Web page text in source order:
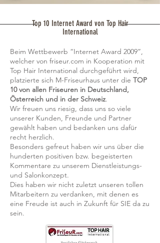
Top 10 Internet Award von Top Hair
International
Beim Wettbewerb “Internet Award 2009”,
welcher von friseur.com in Kooperation mit
Top Hair International durchgeführt wird,
platzierte sich M-Friseurhaus unter die TOP
10 von allen Friseuren in Deutschland,
Österreich und in der Schweiz.
Wir freuen uns riesig, dass uns so viele
unserer Kunden, Freunde und Partner
gewählt haben und bedanken uns dafür
recht herzlich.
Besonders gefreut haben wir uns über die
hunderten positiven bzw. begeisterten
Kommentare zu unserem Dienstleistungs-
und Salonkonzept.
Dies haben wir nicht zuletzt unseren tollen
Mitarbeitern zu verdanken, mit denen es
eine Freude ist auch in Zukunft für SIE da zu
sein.